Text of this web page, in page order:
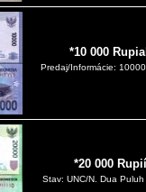
*10 000
Predaj/Informácie:
*20 000
Stav: UNC/N. Dua